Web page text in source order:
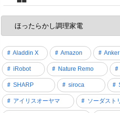
Aladdin X Amazon Anker
iRobot Nature Remo
SHARP siroca
アイリスオーヤマ ソーダスト